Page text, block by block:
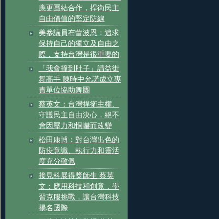
應更團結合作，捍衛民主
自由價值的堅定防線
美參議員布蕾波恩：追求
保持自己的獨立及自由之
際，支持台灣是很重要的
「我會撞到肚子」請益街
舞高手 陳時中允諾成立專
責單位協助舞團
蔡英文：台灣捍衛主權、
守護民主自由決心，絕不
會因壓力和恫嚇而改變
松田康博：對台灣出色的
防疫意識、執行力和靈活
度充分敬佩
接見科展得獎師生 蔡英
文：應用科技和創意，學
習克服挑戰，讓台灣科技
揚名國際